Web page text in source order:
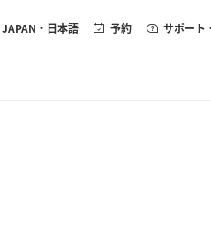
JAPAN ・日本語 予約 サポート